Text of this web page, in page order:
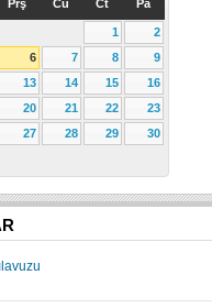
Prş Cu Ct Pa
1
2
6 7 8
9
13 14 15
16
20 21 22
23
27 28 29
30